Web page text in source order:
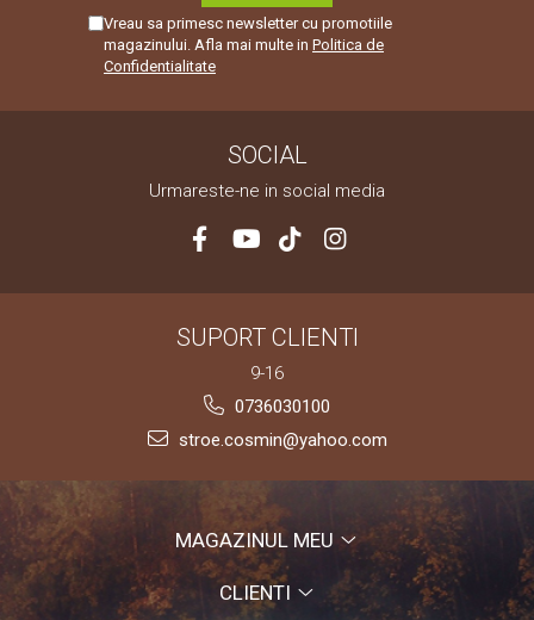
Vreau sa primesc newsletter cu promotiile
magazinului. Afla mai multe in Politica de
Confidentialitate
SOCIAL
Urmareste-ne in social media
SUPORT CLIENTI
9-16
0736030100
stroe.cosmin@yahoo.com
MAGAZINUL MEU
CLIENTI